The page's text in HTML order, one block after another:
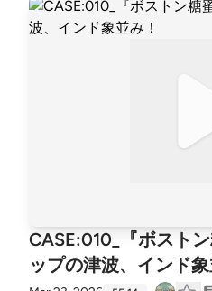
たすべての方へ、ナイスト
冒頭キャリー・ネイション
e/Grand Order(TYPE-
修。ぼくのかんがえたサー
ミン食中毒かもしれない
(航空機)(wikipedia) スケー
艇、もとい奇行艇。ストラ
CASE:010_『ボスト
ップの津波、インド象